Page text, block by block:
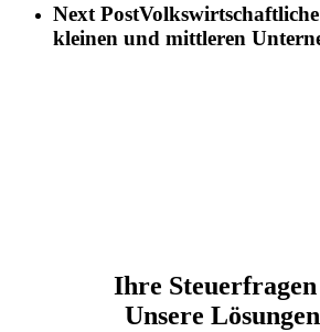
Next Post
kleinen und mittleren
Ihre
Unsere Lösungen